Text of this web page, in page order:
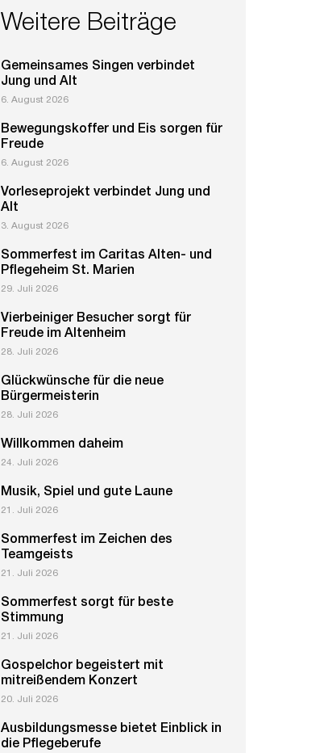
Weitere Beiträge
Gemeinsames Singen verbindet
Jung und Alt
6. August 2026
Bewegungskoffer und Eis sorgen für
Freude
6. August 2026
Vorleseprojekt verbindet Jung und
Alt
3. August 2026
Sommerfest im Caritas Alten- und
Pflegeheim St. Marien
29. Juli 2026
Vierbeiniger Besucher sorgt für
Freude im Altenheim
28. Juli 2026
Glückwünsche für die neue
Bürgermeisterin
28. Juli 2026
Willkommen daheim
24. Juli 2026
Musik, Spiel und gute Laune
21. Juli 2026
Sommerfest im Zeichen des
Teamgeists
21. Juli 2026
Sommerfest sorgt für beste
Stimmung
21. Juli 2026
Gospelchor begeistert mit
mitreißendem Konzert
20. Juli 2026
Ausbildungsmesse bietet Einblick in
die Pflegeberufe